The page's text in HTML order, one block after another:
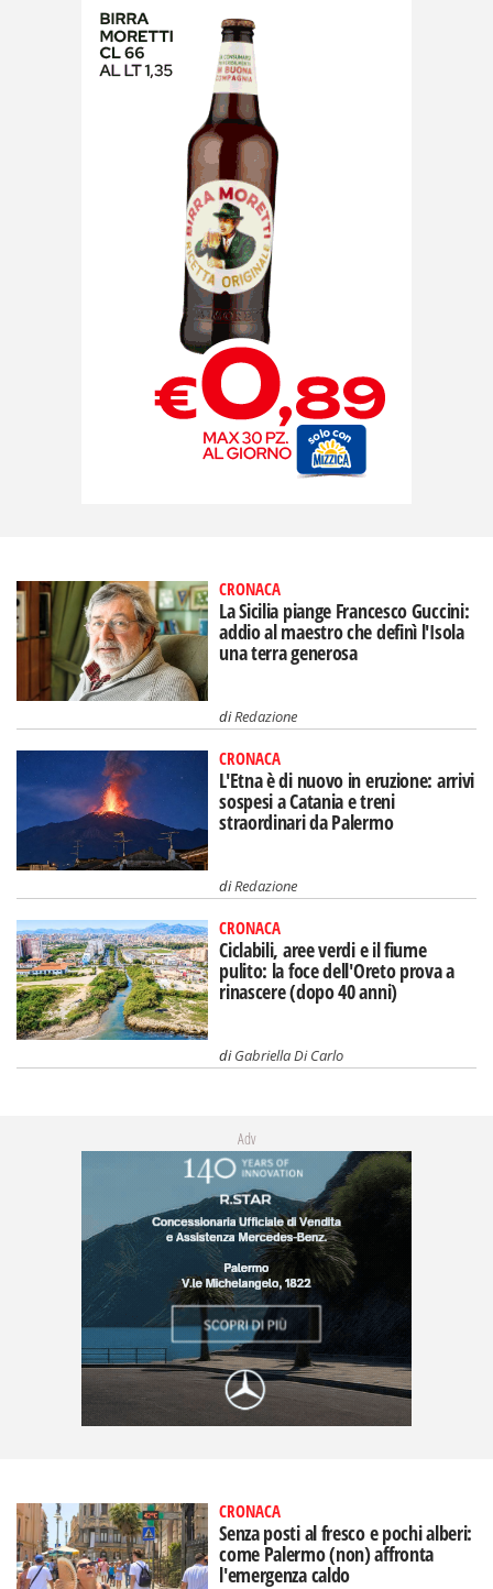
CRONACA
La Sicilia piange Francesco Guccini:
addio al maestro che definì l'Isola
una terra generosa
diRedazione
CRONACA
L'Etna è di nuovo in eruzione: arrivi
sospesi a Catania e treni
straordinari da Palermo
diRedazione
CRONACA
Ciclabili, aree verdi e il fiume
pulito: la foce dell'Oreto prova a
rinascere (dopo 40 anni)
diGabriella Di Carlo
Adv
CRONACA
Senza posti al fresco e pochi alberi:
come Palermo (non) affronta
l'emergenza caldo